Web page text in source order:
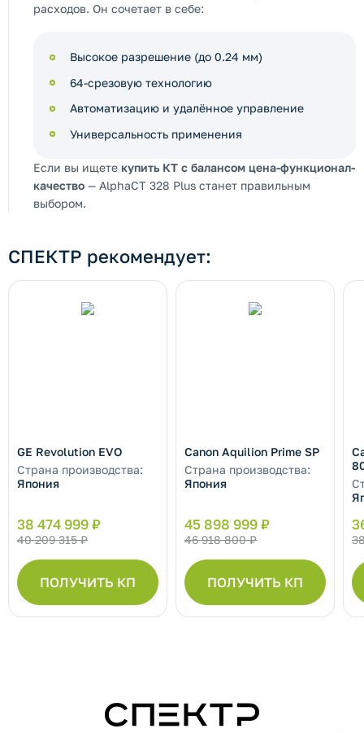
расходов. Он сочетает в себе:
Высокое разрешение (до 0.24 мм)
64-срезовую технологию
Автоматизацию и удалённое управление
Универсальность применения
Если вы ищете купить КТ с балансом цена-функционал-
качество — AlphaCT 328 Plus станет правильным
выбором.
СПЕКТР рекомендует:
GE Revolution EVO
Страна производства:
Япония
38 474 999 ₽
40 209 315 ₽
ПОЛУЧИТЬ КП
Canon Aquilion Prime SP
Страна производства:
Япония
45 898 999 ₽
46 918 800 ₽
ПОЛУЧИТЬ КП
СПЕКТР